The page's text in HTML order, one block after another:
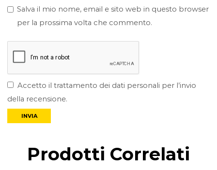
Salva il mio nome, email e sito web in questo browser
per la prossima volta che commento.
Accetto il trattamento dei dati personali per l’invio
della recensione.
Prodotti Correlati